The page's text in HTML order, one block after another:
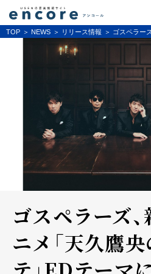
TOP NEWS リリース情報 ゴスペラー
ゴスペラーズ
ニメ「天久鷹